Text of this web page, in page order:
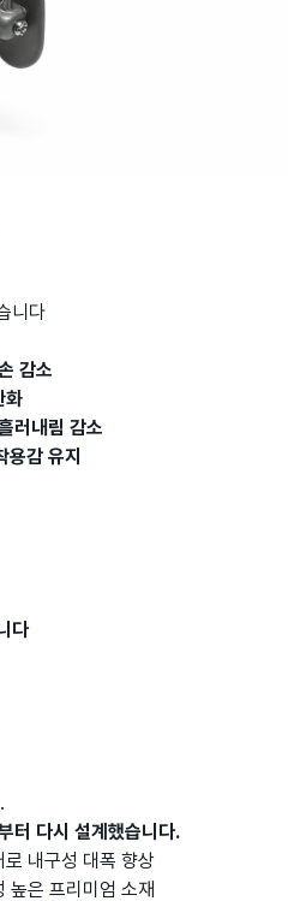
니다
감소
화
러내림 감소
용감 유지
다
터 다시 설계했습니다.
내구성 대폭 향상
높은 프리미엄 소재